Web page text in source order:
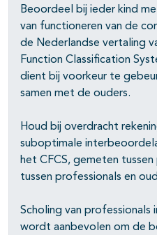
open- en
open- en
open- en
open- en
Beoordeel bij ieder kind
van functioneren van de
de Nederlandse vertaling
Function Classification
dient bij voorkeur te
samen met de ouders.
Houd bij overdracht
suboptimale
het CFCS, gemeten
tussen professionals en
Scholing van professionals
wordt aanbevolen om de